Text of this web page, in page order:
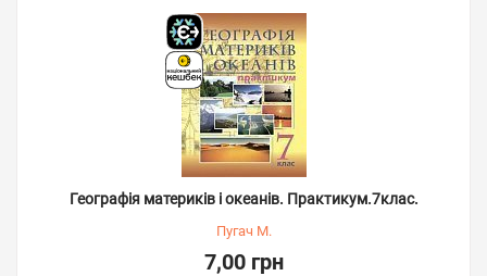
Географія материків і океанів. Практикум.7клас.
Пугач М.
7,00 грн